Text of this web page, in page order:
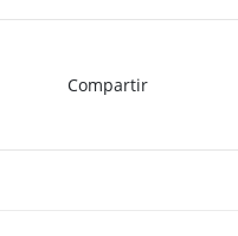
Compartir